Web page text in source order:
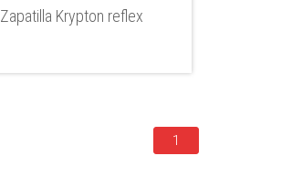
Zapatilla Krypton reflex
1